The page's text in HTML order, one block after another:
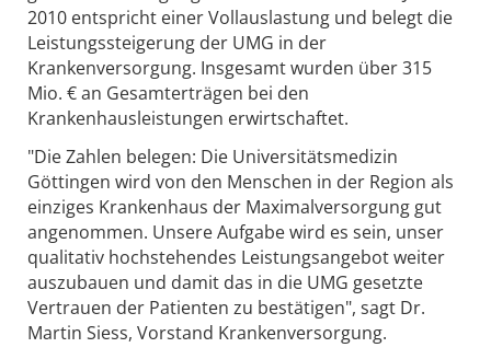
2010 entspricht einer Vollauslastung und belegt die
Leistungssteigerung der UMG in der
Krankenversorgung. Insgesamt wurden über 315
Mio. € an Gesamterträgen bei den
Krankenhausleistungen erwirtschaftet.
"Die Zahlen belegen: Die Universitätsmedizin
Göttingen wird von den Menschen in der Region als
einziges Krankenhaus der Maximalversorgung gut
angenommen. Unsere Aufgabe wird es sein, unser
qualitativ hochstehendes Leistungsangebot weiter
auszubauen und damit das in die UMG gesetzte
Vertrauen der Patienten zu bestätigen", sagt Dr.
Martin Siess, Vorstand Krankenversorgung.